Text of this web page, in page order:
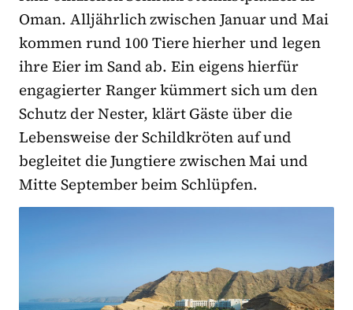
Oman. Alljährlich zwischen Januar und Mai
kommen rund 100 Tiere hierher und legen
ihre Eier im Sand ab. Ein eigens hierfür
engagierter Ranger kümmert sich um den
Schutz der Nester, klärt Gäste über die
Lebensweise der Schildkröten auf und
begleitet die Jungtiere zwischen Mai und
Mitte September beim Schlüpfen.